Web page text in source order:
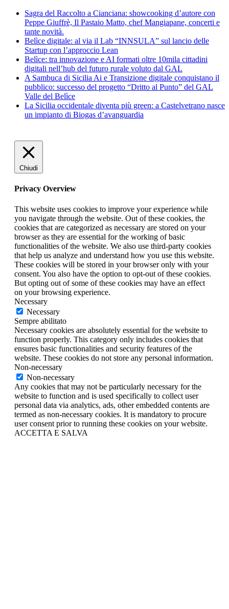
Sagra del Raccolto a Cianciana: showcooking d’autore con
Peppe Giuffrè, Il Pastaio Matto, chef Mangiapane, concerti e
tante novità.
Belìce digitale: al via il Lab “INNSULA” sul lancio delle
Startup con l’approccio Lean
Belìce: tra innovazione e AI formati oltre 10mila cittadini
digitali nell’hub del futuro rurale voluto dal GAL
A Sambuca di Sicilia Ai e Transizione digitale conquistano il
pubblico: successo del progetto “Dritto al Punto” del GAL
Valle del Belìce
La Sicilia occidentale diventa più green: a Castelvetrano nasce
un impianto di Biogas d’avanguardia
Chiudi
Privacy Overview
This website uses cookies to improve your experience while
you navigate through the website. Out of these cookies, the
cookies that are categorized as necessary are stored on your
browser as they are essential for the working of basic
functionalities of the website. We also use third-party cookies
that help us analyze and understand how you use this website.
These cookies will be stored in your browser only with your
consent. You also have the option to opt-out of these cookies.
But opting out of some of these cookies may have an effect
on your browsing experience.
Necessary
Necessary
Sempre abilitato
Necessary cookies are absolutely essential for the website to
function properly. This category only includes cookies that
ensures basic functionalities and security features of the
website. These cookies do not store any personal information.
Non-necessary
Non-necessary
Any cookies that may not be particularly necessary for the
website to function and is used specifically to collect user
personal data via analytics, ads, other embedded contents are
termed as non-necessary cookies. It is mandatory to procure
user consent prior to running these cookies on your website.
ACCETTA E SALVA